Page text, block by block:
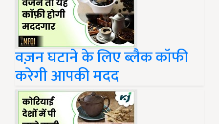
वज़न घटाने के लिए ब्लैक कॉफी
करेगी आपकी मदद